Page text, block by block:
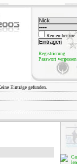
Remember me
Registrierung
Passwort vergessen
Einträge gefunden.